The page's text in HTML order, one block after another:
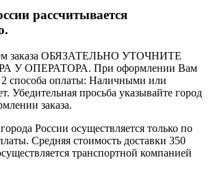
рассчитывается
заказа ОБЯЗАТЕЛЬНО УТОЧНИТЕ
У ОПЕРАТОРА. При оформлении Вам
способа оплаты: Наличными или
Убедительная просьба указывайте город
заказа.
России осуществляется только по
Средняя стоимость доставки 350
транспортной компанией